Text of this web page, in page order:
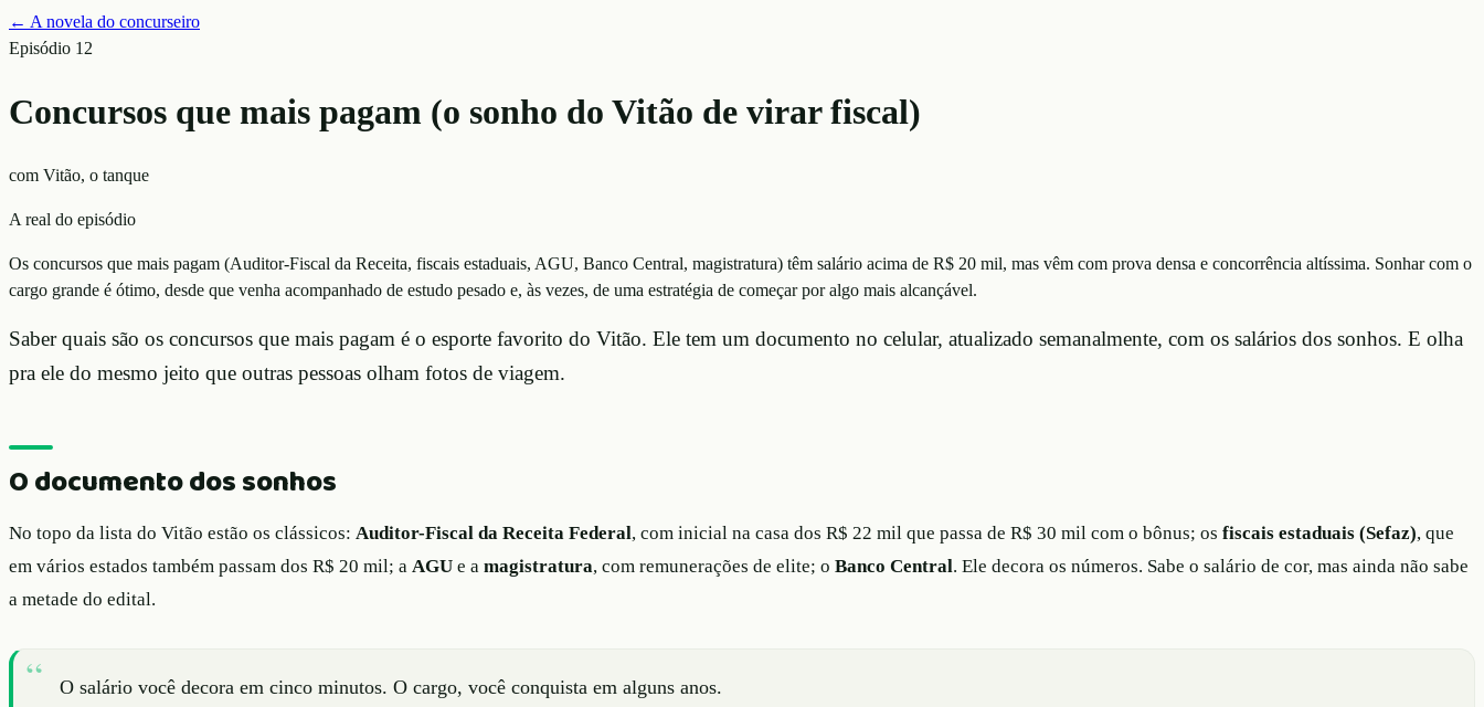
← A novela do concurseiro
Episódio 12
Concursos que mais pagam (o sonho do Vitão de virar fiscal)
com Vitão, o tanque
A real do episódio
Os concursos que mais pagam (Auditor-Fiscal da Receita, fiscais estaduais, AGU, Banco Central, magistratura) têm salário acima de R$ 20 mil, mas vêm com prova densa e concorrência altíssima. Sonhar com o
cargo grande é ótimo, desde que venha acompanhado de estudo pesado e, às vezes, de uma estratégia de começar por algo mais alcançável.
Saber quais são os concursos que mais pagam é o esporte favorito do Vitão. Ele tem um documento no celular, atualizado semanalmente, com os salários dos sonhos. E olha
pra ele do mesmo jeito que outras pessoas olham fotos de viagem.
O documento dos sonhos
No topo da lista do Vitão estão os clássicos: Auditor-Fiscal da Receita Federal, com inicial na casa dos R$ 22 mil que passa de R$ 30 mil com o bônus; os fiscais estaduais (Sefaz), que
em vários estados também passam dos R$ 20 mil; a AGU e a magistratura, com remunerações de elite; o Banco Central. Ele decora os números. Sabe o salário de cor, mas ainda não sabe
a metade do edital.
O salário você decora em cinco minutos. O cargo, você conquista em alguns anos.